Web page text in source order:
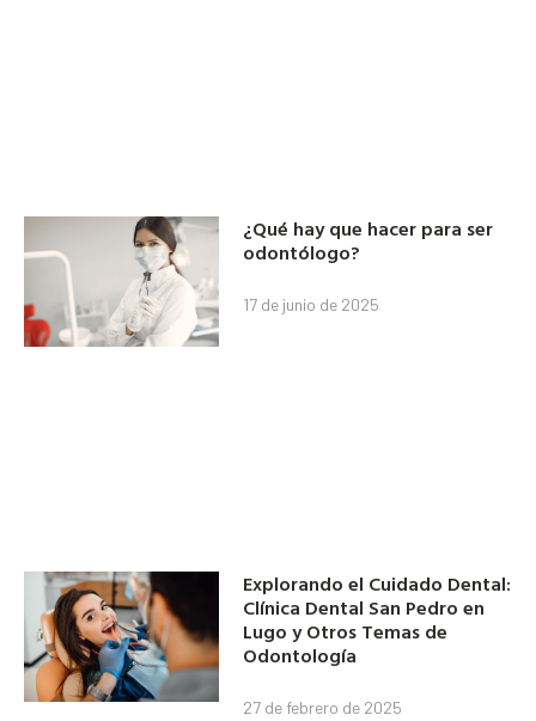
¿Qué hay que hacer para ser
odontólogo?
17 de junio de 2025
Explorando el Cuidado Dental:
Clínica Dental San Pedro en
Lugo y Otros Temas de
Odontología
27 de febrero de 2025